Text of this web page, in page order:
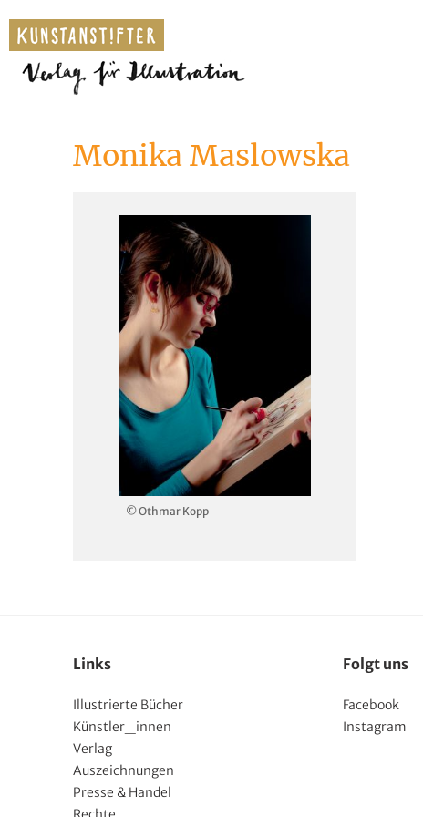
Monika Maslowska
© Othmar Kopp
Links
Illustrierte Bücher
Künstler_innen
Verlag
Auszeichnungen
Presse & Handel
Folgt uns
Facebook
Instagram